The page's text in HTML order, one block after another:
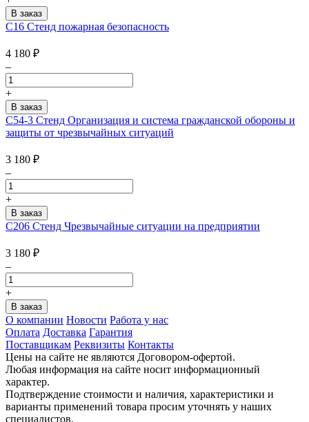
С16 Стенд пожарная безопасность
4 180 ₽
–
+
С54-3 Стенд Организация и система гражданской обороны и
защиты от чрезвычайных ситуаций
3 180 ₽
–
+
С206 Стенд Чрезвычайные ситуации на предприятии
3 180 ₽
–
+
О компании Новости Работа у нас
Оплата Доставка Гарантия
Поставщикам Реквизиты Контакты
Цены на сайте не являются Договором-офертой.
Любая информация на сайте носит информационный
характер.
Подтверждение стоимости и наличия, характеристики и
варианты применений товара просим уточнять у наших
специалистов.